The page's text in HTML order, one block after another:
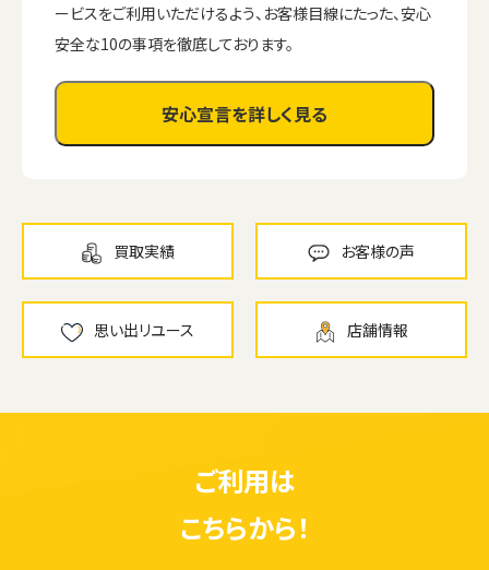
ービスをご利用いただけるよう、お客様目線にたった、安心
安全な10の事項を徹底しております。
安心宣言を詳しく見る
買取実績 お客様の声
思い出リユース 店舗情報
ご利用は
こちらから！